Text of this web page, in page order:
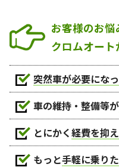
お客様のお悩
クロムオート
突然車が必要にな
車の維持・整備等が
とにかく経費を抑
もっと手軽に乗り